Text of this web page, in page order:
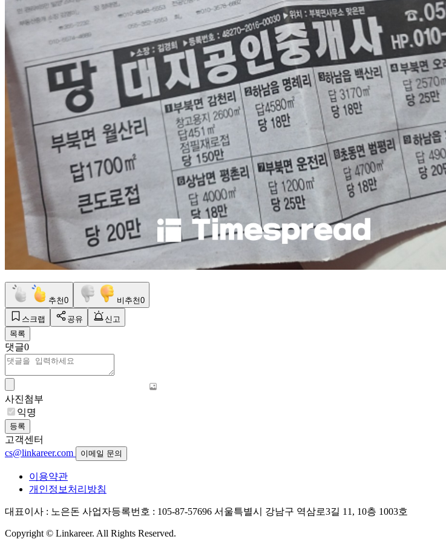
추천0 비추천0
스크랩 공유
신고
목록
댓글0
사진첨부
익명
등록
고객센터
cs@linkareer.com
이메일 문의
이용약관
개인정보처리방침
대표이사 : 노은돈 사업자등록번호 : 105-87-57696 서울특별시 강남구 역삼로3길 11, 10층 1003호
Copyright © Linkareer. All Rights Reserved.